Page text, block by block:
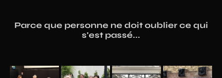
Parce que personne ne doit oublier ce qui
s'est passé...